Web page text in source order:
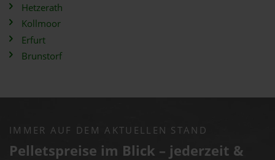
Hetzerath
Kollmoor
Erfurt
Brunstorf
IMMER AUF DEM AKTUELLEN STAND
Pelletspreise im Blick – jederzeit &